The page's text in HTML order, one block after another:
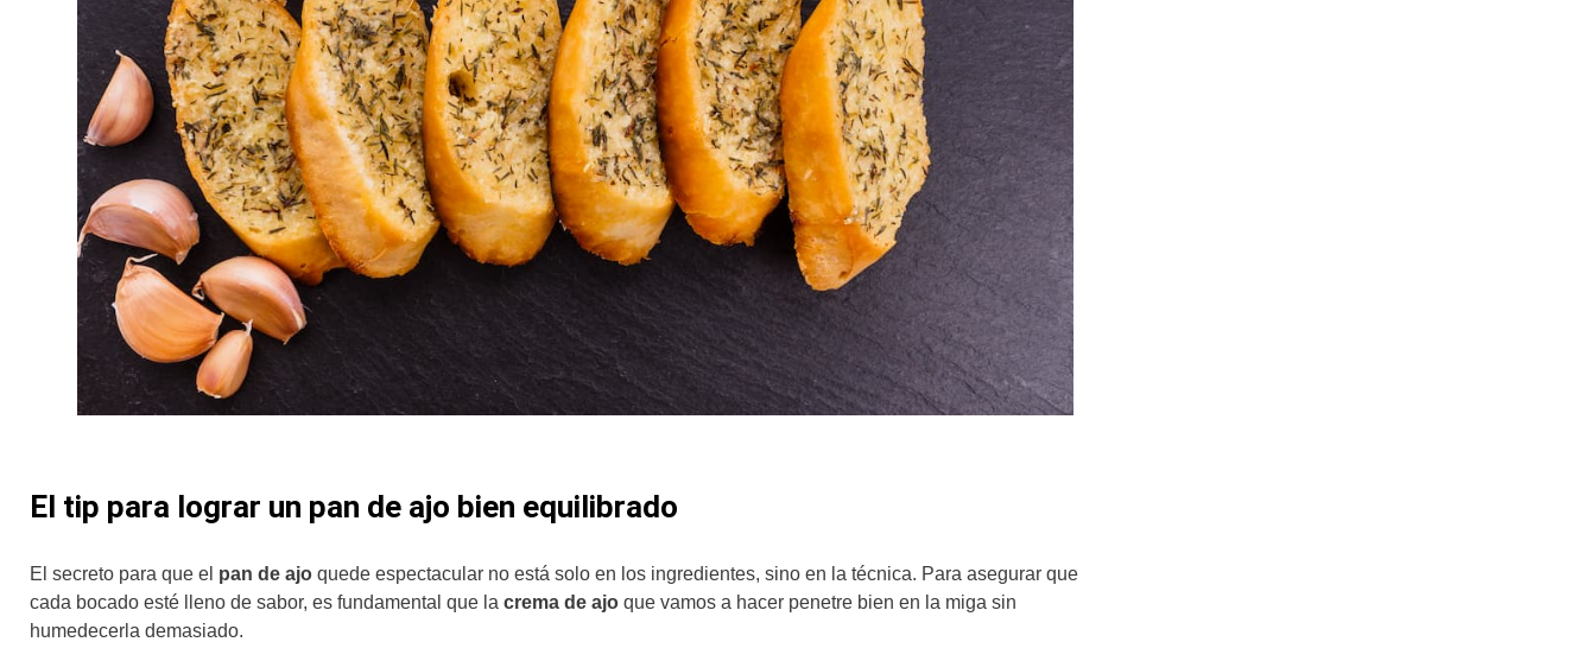
El tip para lograr un pan de ajo bien equilibrado
El secreto para que el pan de ajo quede espectacular no está solo en los ingredientes, sino en la técnica. Para asegurar que
cada bocado esté lleno de sabor, es fundamental que la crema de ajo que vamos a hacer penetre bien en la miga sin
humedecerla demasiado.